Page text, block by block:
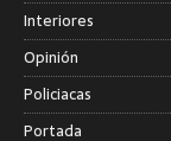
Interiores
Opinión
Policiacas
Portada